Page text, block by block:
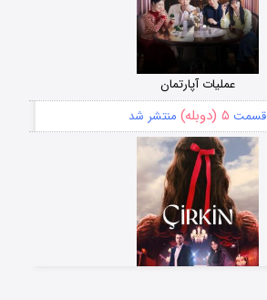
عملیات آپارتمان
قسمت ۵ (دوبله) منتشر شد